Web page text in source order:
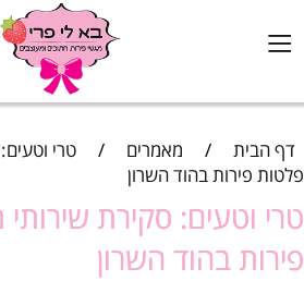
דף הבית / מאמרים /
טרי
פלטות פירות בהוד השרון
טרי וטעים: סקירת
פירות בהוד השרון